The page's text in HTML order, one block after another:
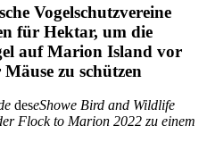
Vogelschutzvereine
für Hektar, um die
auf Marion Island vor
zu schützen
deseShowe Bird and Wildlife
Flock to Marion 2022 zu einem